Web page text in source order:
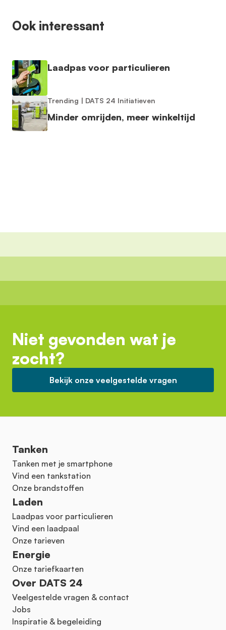
Ook interessant
Laadpas voor particulieren
Trending | DATS 24 Initiatieven
Minder omrijden, meer winkeltijd
Niet gevonden wat je
zocht?
Bekijk onze veelgestelde vragen
Tanken
Tanken met je smartphone
Vind een tankstation
Onze brandstoffen
Laden
Laadpas voor particulieren
Vind een laadpaal
Onze tarieven
Energie
Onze tariefkaarten
Over DATS 24
Veelgestelde vragen & contact
Jobs
Inspiratie & begeleiding